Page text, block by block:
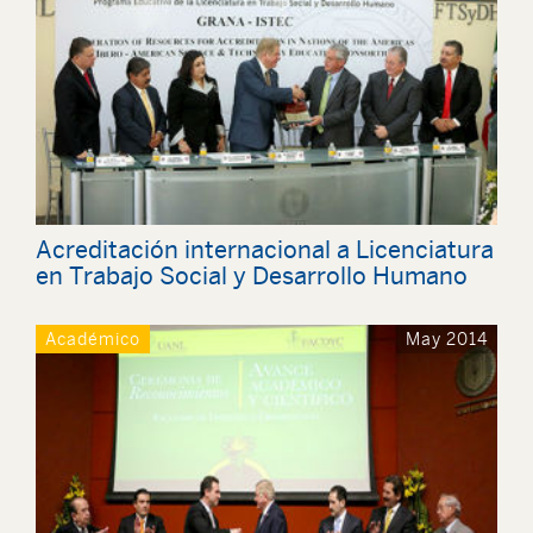
Acreditación internacional a Licenciatura
en Trabajo Social y Desarrollo Humano
Académico May 2014